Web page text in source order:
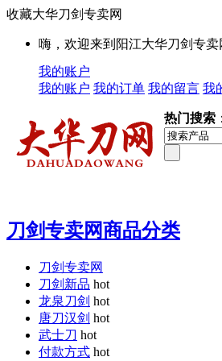
收藏大华刀剑专卖网
嗨，欢迎来到阳江大华刀剑专卖
我的账户
我的账户 我的订单 我的留言 我
热门搜索
刀剑专卖网商品分类
刀剑专卖网
刀剑新品 hot
龙泉刀剑 hot
唐刀汉剑 hot
武士刀 hot
付款方式 hot